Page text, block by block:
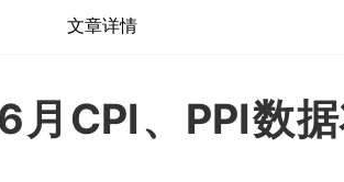
文章详情
月CPI、PPI数